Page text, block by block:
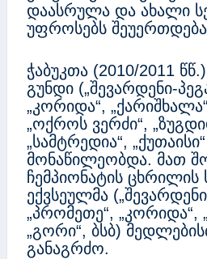
დაასრულა და ახალი
უფროსებს
ჭაბუკთა (2010/2011
გუნდი („შევარდენი-
„კორიდა“,
„ოქროს ვერძი“,
„სამტრედია“,
მონაწილეობდა. მათ
ჩემპიონატის ცხრილის
ექვსეულმა
„პრომეთე“, „კორიდა“,
„გორი“, ბსბ)
განაგრძო.